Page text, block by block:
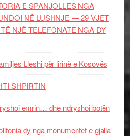
E SPANJOLLES NGA
NË LUSHNJE — 29 VJET
NJË TELEFONATE NGA DY
Lleshi për lirinë e Kosovës
SHPIRTIN
emrin… dhe ndryshoi botën
dy nga monumentet e gjalla